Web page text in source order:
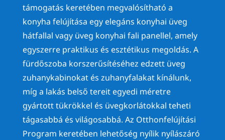
támogatás keretében megvalósítható a
konyha felújítása egy elegáns konyhai üveg
hátfallal vagy üveg konyhai fali panellel, amely
egyszerre praktikus és esztétikus megoldás. A
fürdőszoba korszerűsítéséhez edzett üveg
zuhanykabinokat és zuhanyfalakat kínálunk,
míg a lakás belső tereit egyedi méretre
gyártott tükrökkel és üvegkorlátokkal teheti
tágasabbá és világosabbá. Az Otthonfelújítási
Program keretében lehetőség nyílik nyílászáró